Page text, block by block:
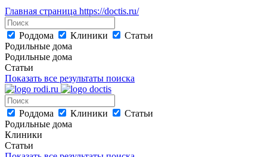
Главная страница https://doctis.ru/
Роддома Клиники
Статьи
Родильные дома
Родильные дома
Статьи
Показать все результаты поиска
Роддома Клиники
Статьи
Родильные дома
Клиники
Статьи